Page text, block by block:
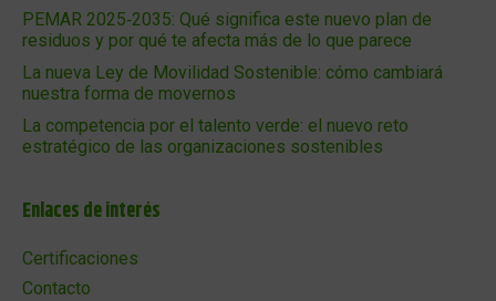
PEMAR 2025‑2035: Qué significa este nuevo plan de
residuos y por qué te afecta más de lo que parece
La nueva Ley de Movilidad Sostenible: cómo cambiará
nuestra forma de movernos
La competencia por el talento verde: el nuevo reto
estratégico de las organizaciones sostenibles
Enlaces de interés
Certificaciones
Contacto